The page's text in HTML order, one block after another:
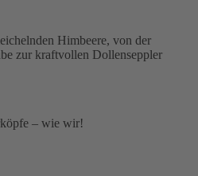
Himbeere, von der
zur kraftvollen Dollenseppler
– wie wir!